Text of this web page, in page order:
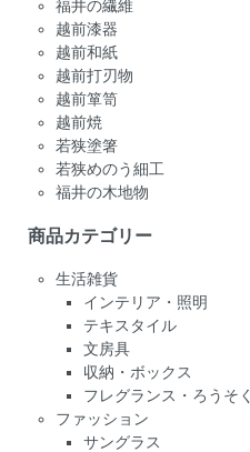
福井の繊維
越前漆器
越前和紙
越前打刃物
越前箪笥
越前焼
若狭塗箸
若狭めのう細工
福井の木地物
商品カテゴリー
生活雑貨
インテリア・照明
テキスタイル
文房具
収納・ボックス
フレグランス・ろうそく
ファッション
サングラス